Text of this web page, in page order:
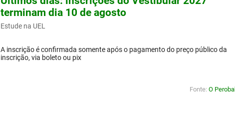
terminam dia 10 de agosto
Estude na UEL
A inscrição é confirmada somente após o pagamento do preço público da
inscrição, via boleto ou pix
Fonte: O Perobal